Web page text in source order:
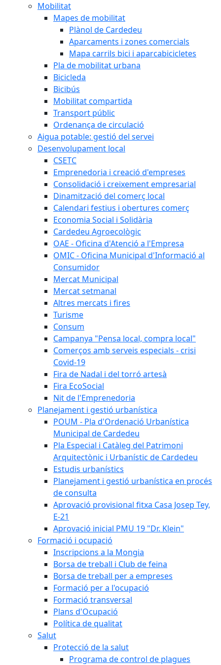
Mobilitat
Mapes de mobilitat
Plànol de Cardedeu
Aparcaments i zones comercials
Mapa carrils bici i aparcabicicletes
Pla de mobilitat urbana
Bicicleda
Bicibús
Mobilitat compartida
Transport públic
Ordenança de circulació
Aigua potable: gestió del servei
Desenvolupament local
CSETC
Emprenedoria i creació d'empreses
Consolidació i creixement empresarial
Dinamització del comerç local
Calendari festius i obertures comerç
Economia Social i Solidària
Cardedeu Agroecològic
OAE - Oficina d'Atenció a l'Empresa
OMIC - Oficina Municipal d'Informació al
Consumidor
Mercat Municipal
Mercat setmanal
Altres mercats i fires
Turisme
Consum
Campanya "Pensa local, compra local"
Comerços amb serveis especials - crisi
Covid-19
Fira de Nadal i del torró artesà
Fira EcoSocial
Nit de l'Emprenedoria
Planejament i gestió urbanística
POUM - Pla d'Ordenació Urbanística
Municipal de Cardedeu
Pla Especial i Catàleg del Patrimoni
Arquitectònic i Urbanístic de Cardedeu
Estudis urbanístics
Planejament i gestió urbanística en procés
de consulta
Aprovació provisional fitxa Casa Josep Tey,
E-21
Aprovació inicial PMU 19 "Dr. Klein"
Formació i ocupació
Inscripcions a la Mongia
Borsa de treball i Club de feina
Borsa de treball per a empreses
Formació per a l'ocupació
Formació transversal
Plans d'Ocupació
Política de qualitat
Salut
Protecció de la salut
Programa de control de plagues